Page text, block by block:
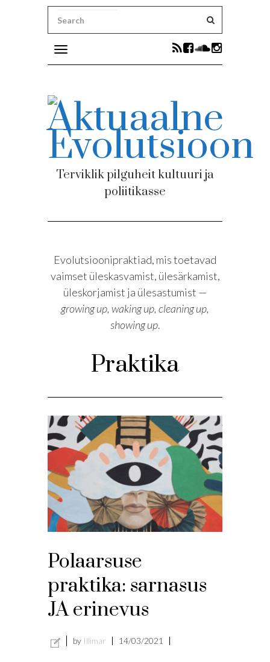
Toggle
navigation
Terviklik pilguheit kultuuri ja
poliitikasse
Evolutsioonipraktiad, mis toetavad
vaimset üleskasvamist, ülesärkamist,
üleskorjamist ja ülesastumist —
growing up, waking up, cleaning up,
showing up.
Praktika
Polaarsuse
praktika: sarnasus
JA erinevus
by Illimar 14/03/2021